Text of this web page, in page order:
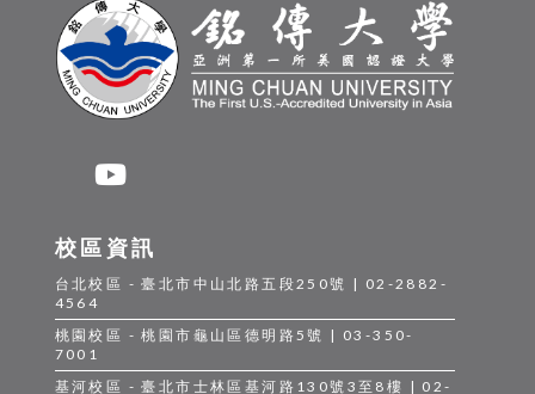
校區資訊
台北校區 - 臺北市中山北路五段250號 | 02-2882-
4564
桃園校區 - 桃園市龜山區德明路5號 | 03-350-
7001
基河校區 - 臺北市士林區基河路130號3至8樓 | 02-